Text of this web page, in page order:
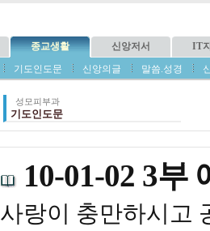
종교생활 신앙저서
IT
기도인도문 신앙의글 말씀.성경
성모피부과
기도인도문
10-01-02 3부
사랑이 충만하시고